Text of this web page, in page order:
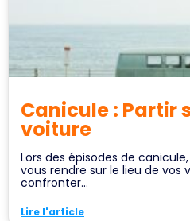
Canicule : Partir
voiture
Lors des épisodes de
vous rendre sur le lieu de vos
confronter...
Lire l'article